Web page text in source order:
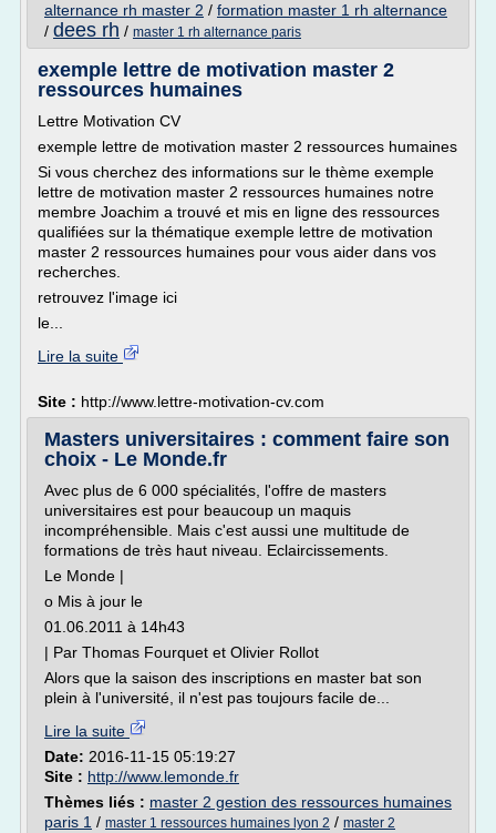
alternance rh master 2 / formation master 1 rh alternance
/ dees rh / master 1 rh alternance paris
exemple lettre de motivation master 2
ressources humaines
Lettre Motivation CV
exemple lettre de motivation master 2 ressources humaines
Si vous cherchez des informations sur le thème exemple
lettre de motivation master 2 ressources humaines notre
membre Joachim a trouvé et mis en ligne des ressources
qualifiées sur la thématique exemple lettre de motivation
master 2 ressources humaines pour vous aider dans vos
recherches.
retrouvez l'image ici
le...
Lire la suite
Site : http://www.lettre-motivation-cv.com
Masters universitaires : comment faire son
choix - Le Monde.fr
Avec plus de 6 000 spécialités, l'offre de masters
universitaires est pour beaucoup un maquis
incompréhensible. Mais c'est aussi une multitude de
formations de très haut niveau. Eclaircissements.
Le Monde |
o Mis à jour le
01.06.2011 à 14h43
| Par Thomas Fourquet et Olivier Rollot
Alors que la saison des inscriptions en master bat son
plein à l'université, il n'est pas toujours facile de...
Lire la suite
Date: 2016-11-15 05:19:27
Site : http://www.lemonde.fr
Thèmes liés : master 2 gestion des ressources humaines
paris 1 / master 1 ressources humaines lyon 2 / master 2